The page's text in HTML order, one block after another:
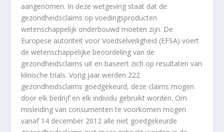
aangenomen. In deze wetgeving staat dat de
gezondheidsclaims op voedingsproducten
wetenschappelijk onderbouwd moeten zijn. De
Europese autoriteit voor Voedselveiligheid (EFSA) voert
de wetenschappelijke beoordeling van de
gezondheidsclaims uit en baseert zich op resultaten van
klinische trials. Vorig jaar werden 222
gezondheidsclaims goedgekeurd, deze claims mogen
door elk bedrijf en elk individu gebruikt worden. Om
misleiding van consumenten te voorkomen mogen
vanaf 14 december 2012 alle niet goedgekeurde